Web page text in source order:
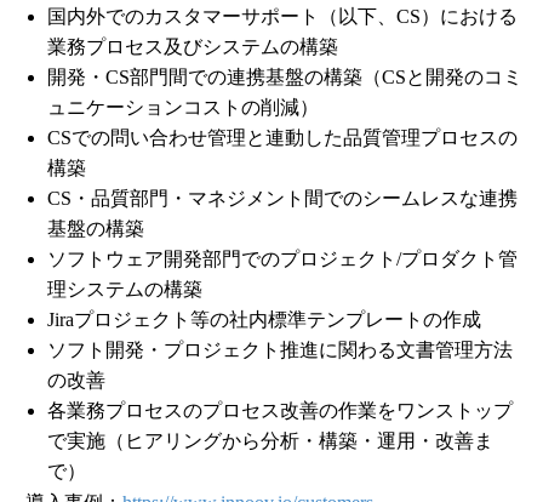
国内外でのカスタマーサポート（以下、CS）における
業務プロセス及びシステムの構築
開発・CS部門間での連携基盤の構築（CSと開発のコミ
ュニケーションコストの削減）
CSでの問い合わせ管理と連動した品質管理プロセスの
構築
CS・品質部門・マネジメント間でのシームレスな連携
基盤の構築
ソフトウェア開発部門でのプロジェクト/プロダクト管
理システムの構築
Jiraプロジェクト等の社内標準テンプレートの作成
ソフト開発・プロジェクト推進に関わる文書管理方法
の改善
各業務プロセスのプロセス改善の作業をワンストップ
で実施（ヒアリングから分析・構築・運用・改善ま
で）